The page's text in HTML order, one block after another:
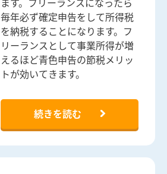
ます。フリーランスになったら
毎年必ず確定申告をして所得税
を納税することになります。フ
リーランスとして事業所得が増
えるほど青色申告の節税メリッ
トが効いてきます。
続きを読む